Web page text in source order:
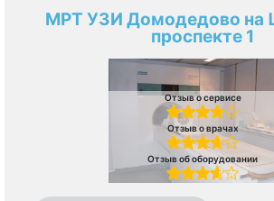
МРТ УЗИ Домодедово на
проспекте 1
Отзыв о сервисе
Отзыв о врачах
Отзыв об оборудовании